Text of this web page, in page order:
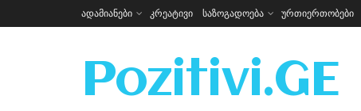
ადამიანები კრეატივი საზოგადოება ურთიერთობები
Pozitivi.GE